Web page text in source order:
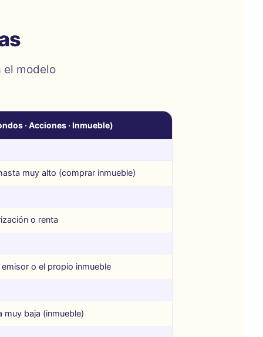
el modelo
· Acciones · Inmueble)
muy alto (comprar inmueble)
o renta
o el propio inmueble
muy baja (inmueble)